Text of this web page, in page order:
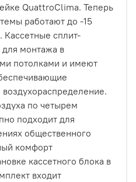
QuattroClima. Теперь
работают до -15
Кассетные сплит-
монтажа в
потолками и имеют
по четырем
подходит для
общественного
комфорт
кассетного блока в
входит